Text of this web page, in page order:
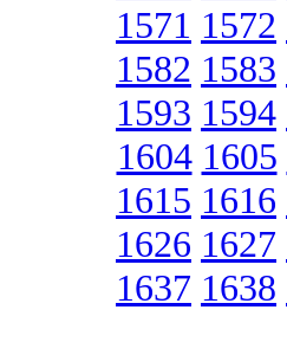
1571 1572
1582 1583
1593 1594
1604 1605
1615 1616
1626 1627
1637 1638